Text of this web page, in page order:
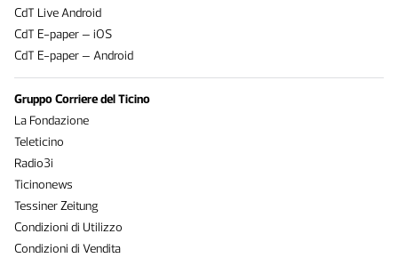
CdT Live Android
CdT E-paper – iOS
CdT E-paper – Android
Gruppo Corriere del Ticino
La Fondazione
Teleticino
Radio3i
Ticinonews
Tessiner Zeitung
Condizioni di Utilizzo
Condizioni di Vendita